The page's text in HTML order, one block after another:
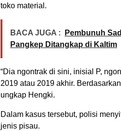
toko material.
BACA JUGA :
Pembunuh
Pangkep Ditangkap di Kaltim
“Dia ngontrak di sini, inisial P,
2019 atau 2019 akhir.
ungkap Hengki.
Dalam kasus tersebut, polisi
jenis pisau.